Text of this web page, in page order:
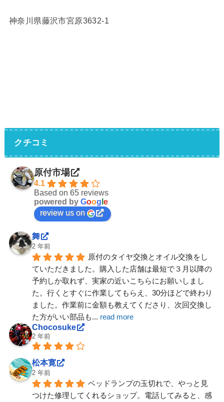
神奈川県藤沢市宮原3632-1
クチコミ
原付市場
4.1
Based on 65 reviews
powered by Goog e
review us on
舞
2 年前
原付のタイヤ交換とオイル交換をし
ていただきました。購入した店舗は最短で３月以降の
予約しか取れず、実家の近いこちらにお願いしまし
た。行くとすぐに作業してもらえ、30分ほどで終わり
ました。作業前に金額も教えてくださり、次回交換し
た方がいい部品も... read more
Chocosuke
2 年前
松本寛
2 年前
ベッドランプの玉切れで、やっと見
つけた修理してくれるショップ。電話してみると、感